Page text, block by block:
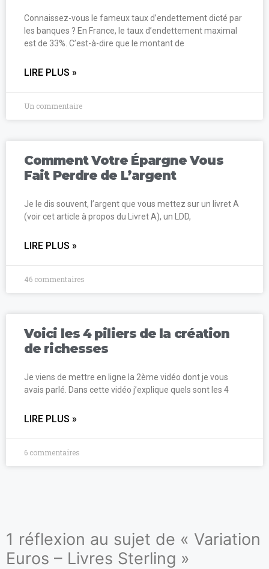
Connaissez-vous le fameux taux d’endettement dicté par
les banques ? En France, le taux d’endettement maximal
est de 33%. C’est-à-dire que le montant de
LIRE PLUS »
Un commentaire
Comment Votre Épargne Vous
Fait Perdre de L’argent
Je le dis souvent, l’argent que vous mettez sur un livret A
(voir cet article à propos du Livret A), un LDD,
LIRE PLUS »
46 commentaires
Voici les 4 piliers de la création
de richesses
Je viens de mettre en ligne la 2ème vidéo dont je vous
avais parlé. Dans cette vidéo j’explique quels sont les 4
LIRE PLUS »
6 commentaires
1 réflexion au sujet de « Variation
Euros – Livres Sterling »